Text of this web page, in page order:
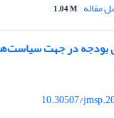
مقاله 1.04 M
در جهت
10.30507/